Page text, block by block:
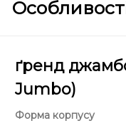
ґренд
Jumbo)
Форма корпусу